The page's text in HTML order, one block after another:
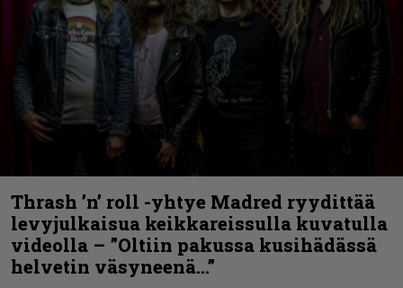
Thrash ’n’ roll -yhtye Madred ryydittää
levyjulkaisua keikkareissulla kuvatulla
videolla – ”Oltiin pakussa kusihädässä
helvetin väsyneenä…”